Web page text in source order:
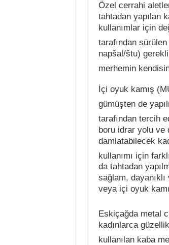
Özel cerrahi
tahtadan yapılan
kullanımlar için
tarafından
napšal/štu)
merhemin
İçi oyuk kamış
gümüşten de
tarafından tercih
boru idrar yolu ve
damlatabilecek
kullanımı için
da tahtadan
sağlam,
veya içi oyuk
Eskiçağda metal
kadınlarca
kullanılan kaba